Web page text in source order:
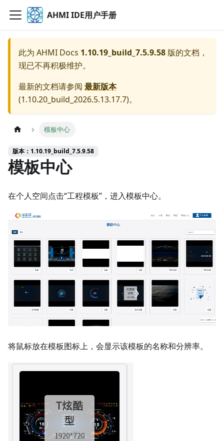
AHMI IDE用户手册
此为 AHMI Docs 1.10.19_build_7.5.9.58 版的文档，
现已不再积极维护。
最新的文档请参阅 最新版本
(1.10.20_build_2026.5.13.17.7)。
模板中心
版本：1.10.19_build_7.5.9.58
模板中心
在个人空间点击“工程模板”，进入模板中心。
将鼠标放在模板图标上，会显示该模板的名称和分辨率。